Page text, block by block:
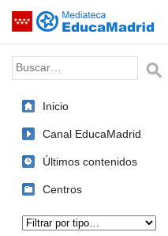
Saltar navegación
Palabra o frase:
Inicio
Canal EducaMadrid
Últimos contenidos
Centros